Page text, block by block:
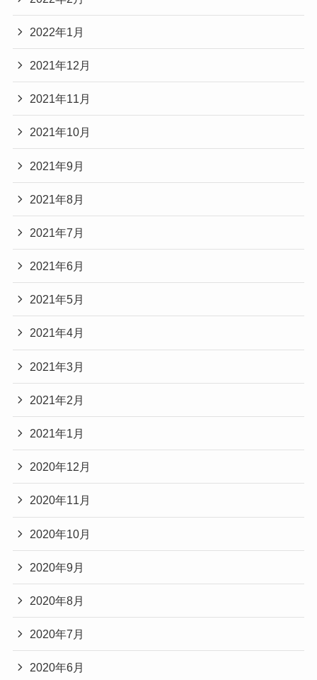
2022年1月
2021年12月
2021年11月
2021年10月
2021年9月
2021年8月
2021年7月
2021年6月
2021年5月
2021年4月
2021年3月
2021年2月
2021年1月
2020年12月
2020年11月
2020年10月
2020年9月
2020年8月
2020年7月
2020年6月